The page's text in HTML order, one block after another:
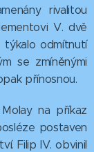
rivalitou
V. dvě
týkalo odmítnutí
se zmíněnými
přínosnou.
na příkaz
postaven
Filip IV. obvinil